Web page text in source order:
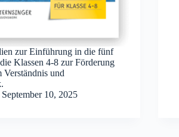
zur Einführung in die fünf
Klassen 4-8 zur Förderung
und
September 10, 2025